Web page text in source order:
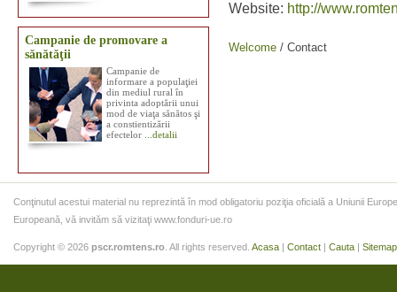
Campanie de promovare a
sănătăţii
Campanie de
informare a populaţiei
din mediul rural în
privinta adoptării unui
mod de viaţa sănătos şi
a constientizării
efectelor
...detalii
Website: http://
Welcome / Contact
Conţinutul acestui material nu reprezintă în mod obligatoriu poziţia oficială a Uniunii
Europeană, vă invităm să vizitaţi www.fonduri-ue.ro
Copyright © 2026 pscr.romtens.ro . All rights reserved. Acasa | Contact | Cauta | Sitemap